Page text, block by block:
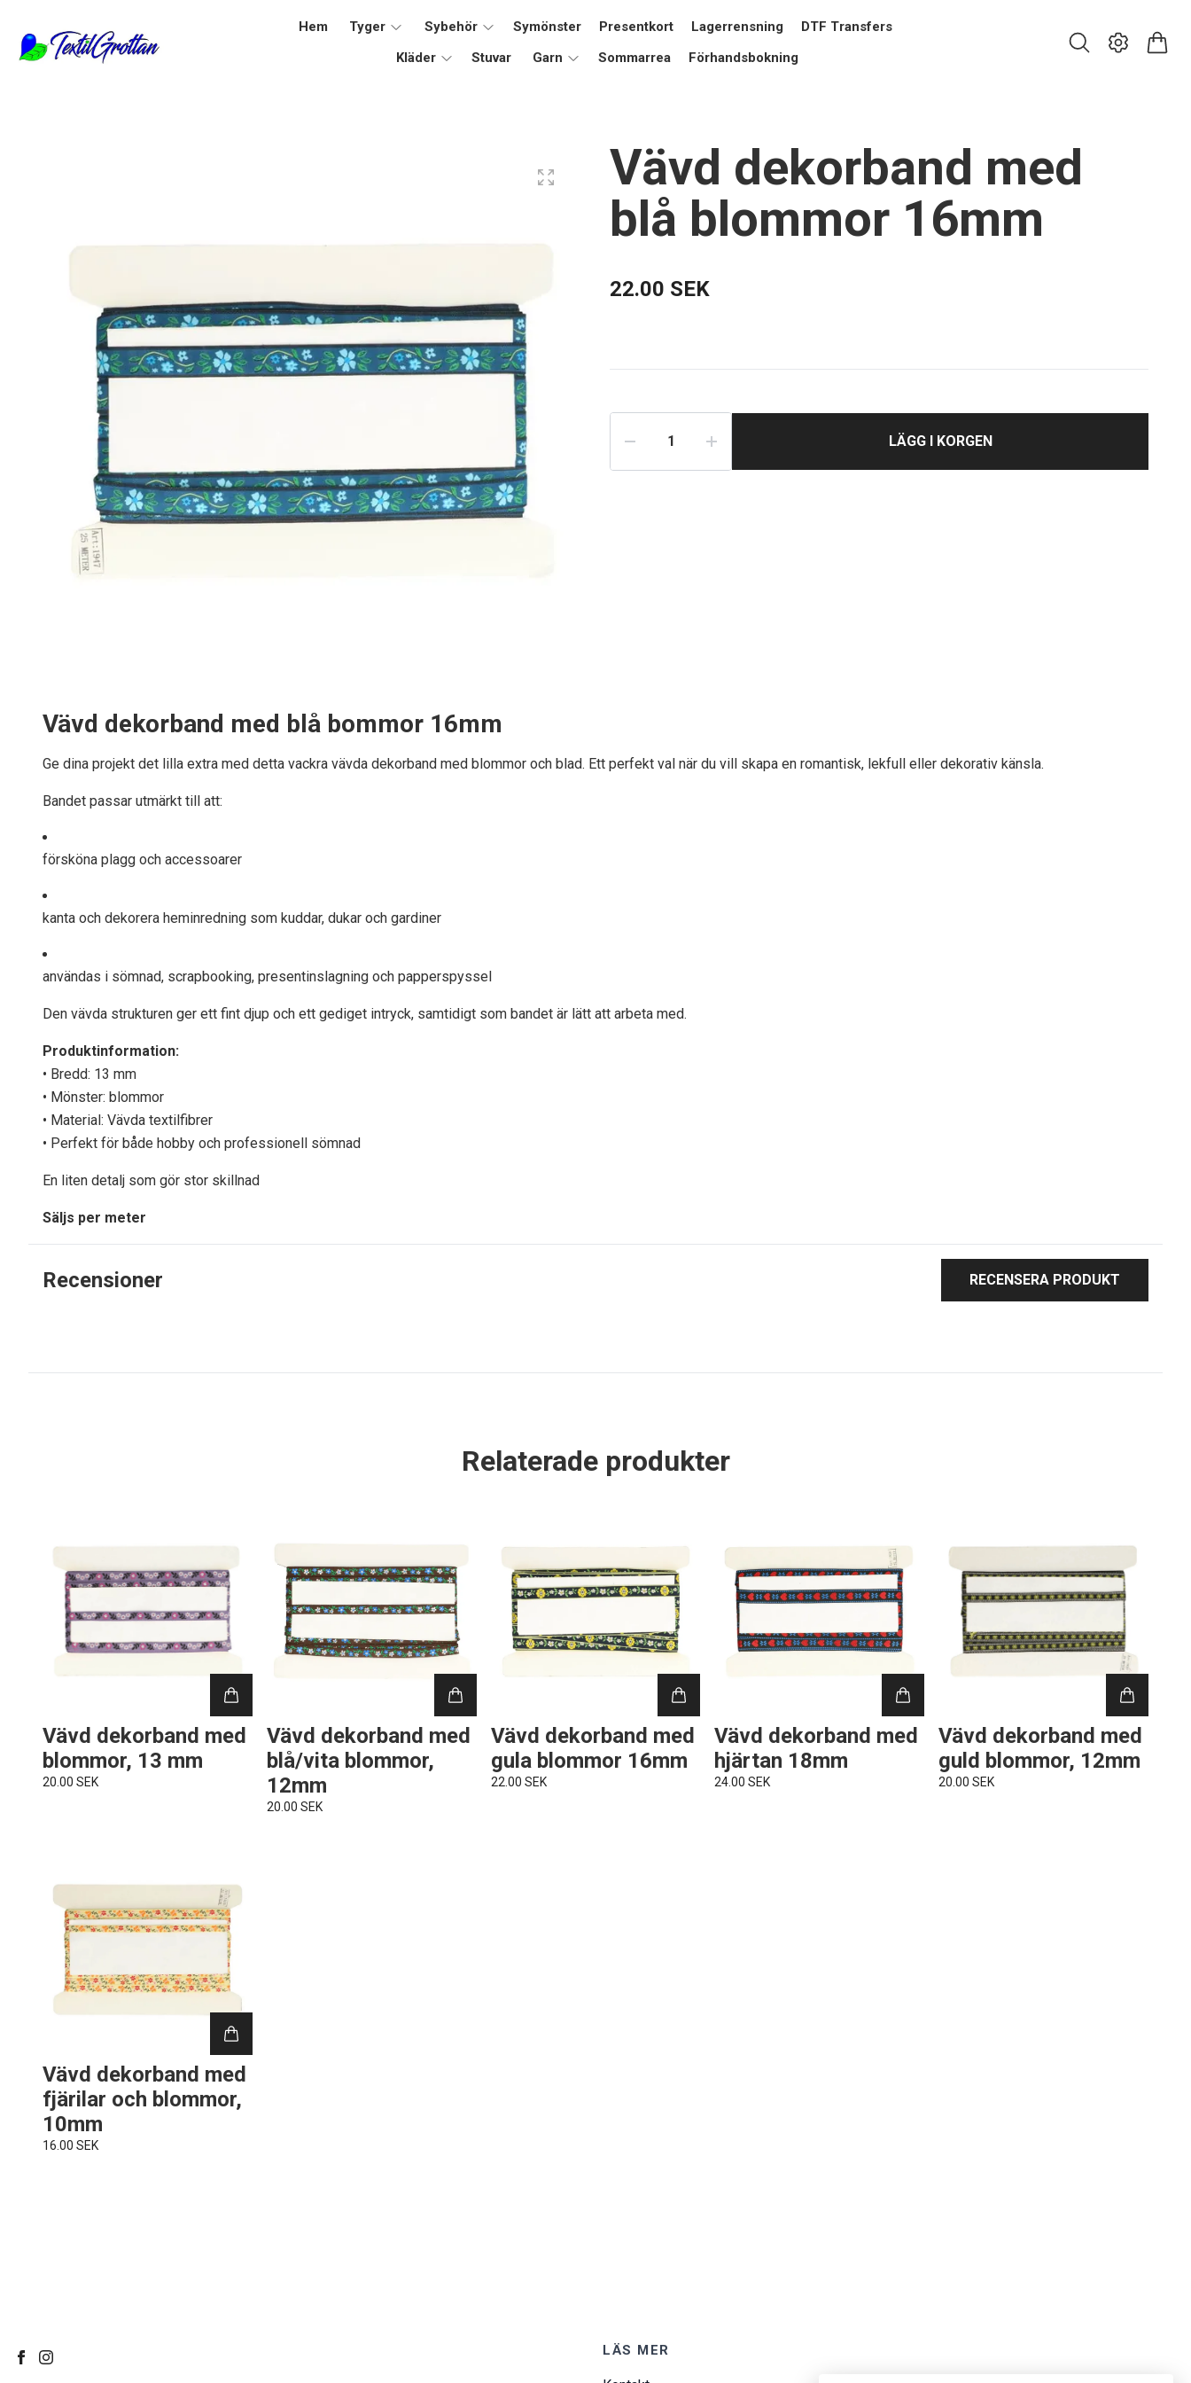
Hem Tyger Sybehör Symönster Presentkort Lagerrensning
DTF Transfers
Kläder
Stuvar Garn Sommarrea Förhandsbokning
Vävd dekorband med
blå blommor 16mm
22.00 SEK
LÄGG I KORGEN
Vävd dekorband med blå bommor 16mm
Ge dina projekt det lilla extra med detta vackra vävda dekorband med blommor och blad. Ett perfekt val när du vill skapa en romantisk, lekfull eller dekorativ känsla.
Bandet passar utmärkt till att:
försköna plagg och accessoarer
kanta och dekorera heminredning som kuddar, dukar och gardiner
användas i sömnad, scrapbooking, presentinslagning och papperspyssel
Den vävda strukturen ger ett fint djup och ett gediget intryck, samtidigt som bandet är lätt att arbeta med.
Produktinformation:
• Bredd: 13 mm
• Mönster: blommor
• Material: Vävda textilfibrer
• Perfekt för både hobby och professionell sömnad
En liten detalj som gör stor skillnad
Säljs per meter
Recensioner RECENSERA PRODUKT
Relaterade produkter
Vävd dekorband med
blommor, 13 mm
20.00 SEK
Vävd dekorband med
blå/vita blommor,
12mm
20.00 SEK
Vävd dekorband med
gula blommor 16mm
22.00 SEK
Vävd dekorband med
hjärtan 18mm
24.00 SEK
Vävd dekorband med
guld blommor, 12mm
20.00 SEK
Vävd dekorband med
fjärilar och blommor,
10mm
16.00 SEK
LÄS MER